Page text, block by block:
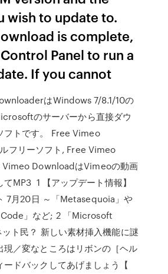
wish to update to.
is complete,
Panel to run a
If you cannot
はWindows 7/8.1/10の
のサーバーから直接ダウ
フトです。 Free Vimeo
フリーソフト, Free Vimeo
DownloadはVimeoの動画
MP3 1 【アップデート情報】
7月20日 ～「Metasequoia」や
」など; 2 「Microsoft
ト民？ 新しい素材挿入機能に謎
現／変なところはリボンの［ヘル
ードバックしてあげましょう【